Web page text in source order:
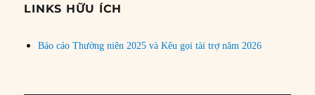
đề
LINKS HỮU ÍCH
Báo cáo Thường niên 2025 và Kêu gọi tài trợ năm 2026